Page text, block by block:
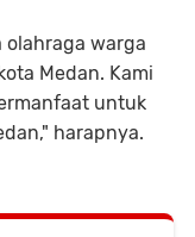
warga
Medan. Kami
untuk
harapnya.